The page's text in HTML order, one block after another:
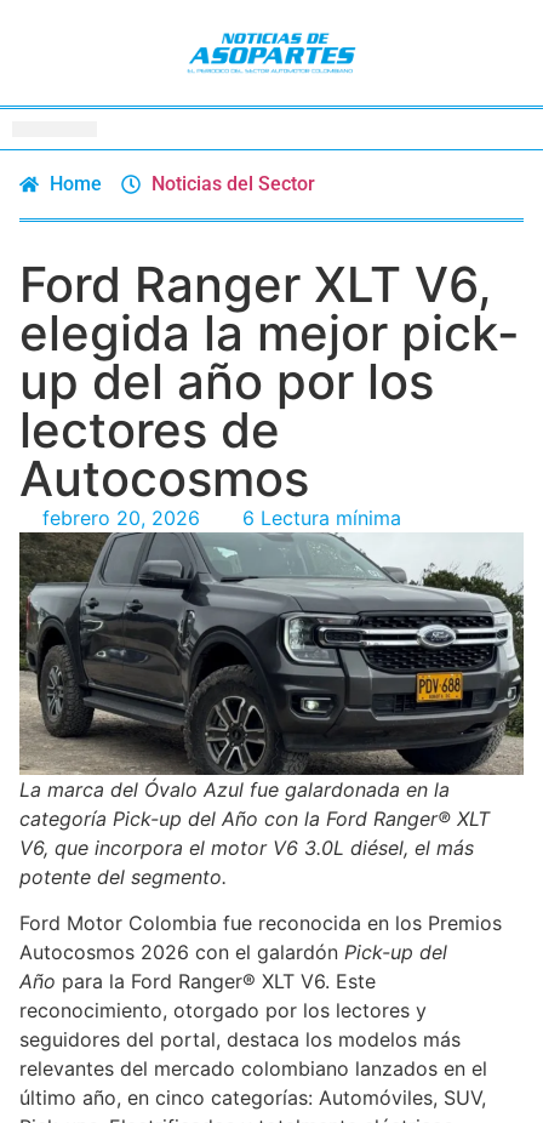
Home Noticias del Sector
Ford Ranger XLT V6,
elegida la mejor pick-
up del año por los
lectores de
Autocosmos
febrero 20, 2026 6 Lectura mínima
La marca del Óvalo Azul fue galardonada en la
categoría Pick-up del Año con la Ford Ranger® XLT
V6, que incorpora el motor V6 3.0L diésel, el más
potente del segmento.
Ford Motor Colombia fue reconocida en los Premios
Autocosmos 2026 con el galardón Pick-up del
Año para la Ford Ranger® XLT V6. Este
reconocimiento, otorgado por los lectores y
seguidores del portal, destaca los modelos más
relevantes del mercado colombiano lanzados en el
último año, en cinco categorías: Automóviles, SUV,